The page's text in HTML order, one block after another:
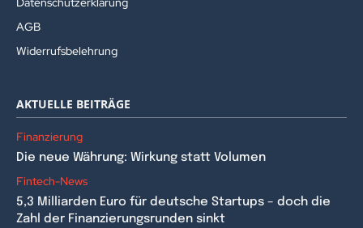
AGB
Widerrufsbelehrung
AKTUELLE BEITRÄGE
Finanzierung
Die neue Währung: Wirkung statt Volumen
Fintech-News
5,3 Milliarden Euro für deutsche Startups – doch die
Zahl der Finanzierungsrunden sinkt